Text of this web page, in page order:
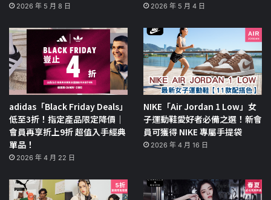
2026 年 5 月 8 日 2026 年 5 月 4 日
adidas「Black Friday Deals」
低至3折！指定產品限定降價｜
會員再享折上9折 超值入手經典
單品！
2026 年 4 月 22 日
NIKE「Air Jordan 1 Low」女
子運動鞋愛好者必備之選！新會
員可獲得 NIKE 專屬手提袋
2026 年 4 月 16 日